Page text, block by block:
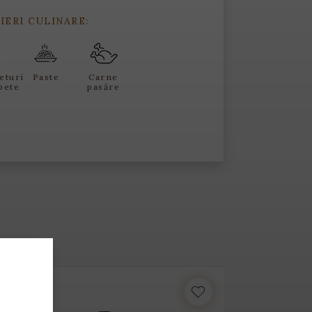
CULINARE:
Paste
Carne
pasăre